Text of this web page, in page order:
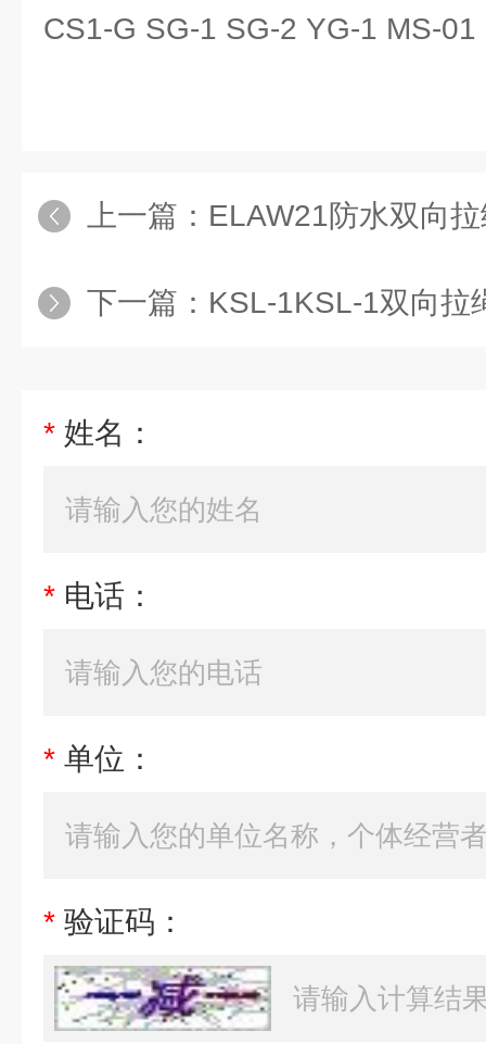
CS1-G SG-1 SG-2 YG-1 MS-
上一篇： ELAW21防水双向
下一篇： KSL-1KSL-1双向拉
* 姓名：
* 电话：
* 单位：
* 验证码：